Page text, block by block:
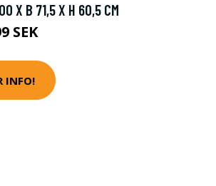
X B 71,5 X H 60,5 CM
SEK
INFO!